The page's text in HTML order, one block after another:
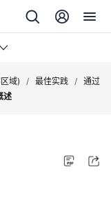
域) / 最佳实践 / 通过
述